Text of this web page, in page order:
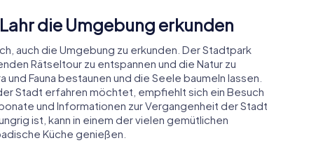
die Umgebung erkunden
auch die Umgebung zu erkunden. Der Stadtpark
Rätseltour zu entspannen und die Natur zu
Fauna bestaunen und die Seele baumeln lassen.
Stadt erfahren möchtet, empfiehlt sich ein Besuch
und Informationen zur Vergangenheit der Stadt
ist, kann in einem der vielen gemütlichen
Küche genießen.